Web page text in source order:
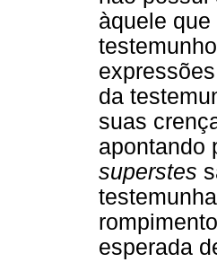
àquele
da
suas
apontando
superstes
esperada